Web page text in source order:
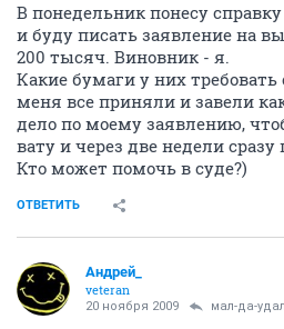
В понедельник понесу
и буду писать заявление на
200 тысяч. Виновник - я.
Какие бумаги у них требовать
меня все приняли и завели
дело по моему заявлению,
вату и через две недели сразу
Кто может помочь в суде?)
ОТВЕТИТЬ
Андрей_
veteran
20 ноября 2009 мал-да-удал